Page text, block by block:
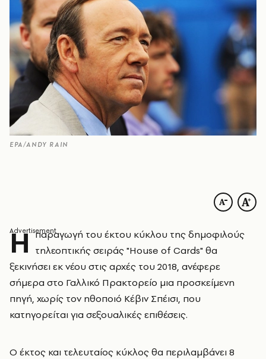
EPA/ANDY RAIN
Η παραγωγή του έκτου κύκλου της δημοφιλούς
τηλεοπτικής σειράς "House of Cards" θα
ξεκινήσει εκ νέου στις αρχές του 2018, ανέφερε
σήμερα στο Γαλλικό Πρακτορείο μια προσκείμενη
πηγή, χωρίς τον ηθοποιό Κέβιν Σπέισι, που
κατηγορείται για σεξουαλικές επιθέσεις.
Ο έκτος και τελευταίος κύκλος θα περιλαμβάνει 8